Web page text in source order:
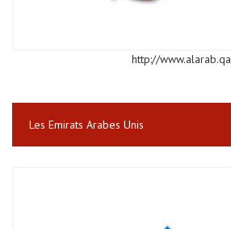
http://www.alarab.qa
Les Emirats Arabes Unis